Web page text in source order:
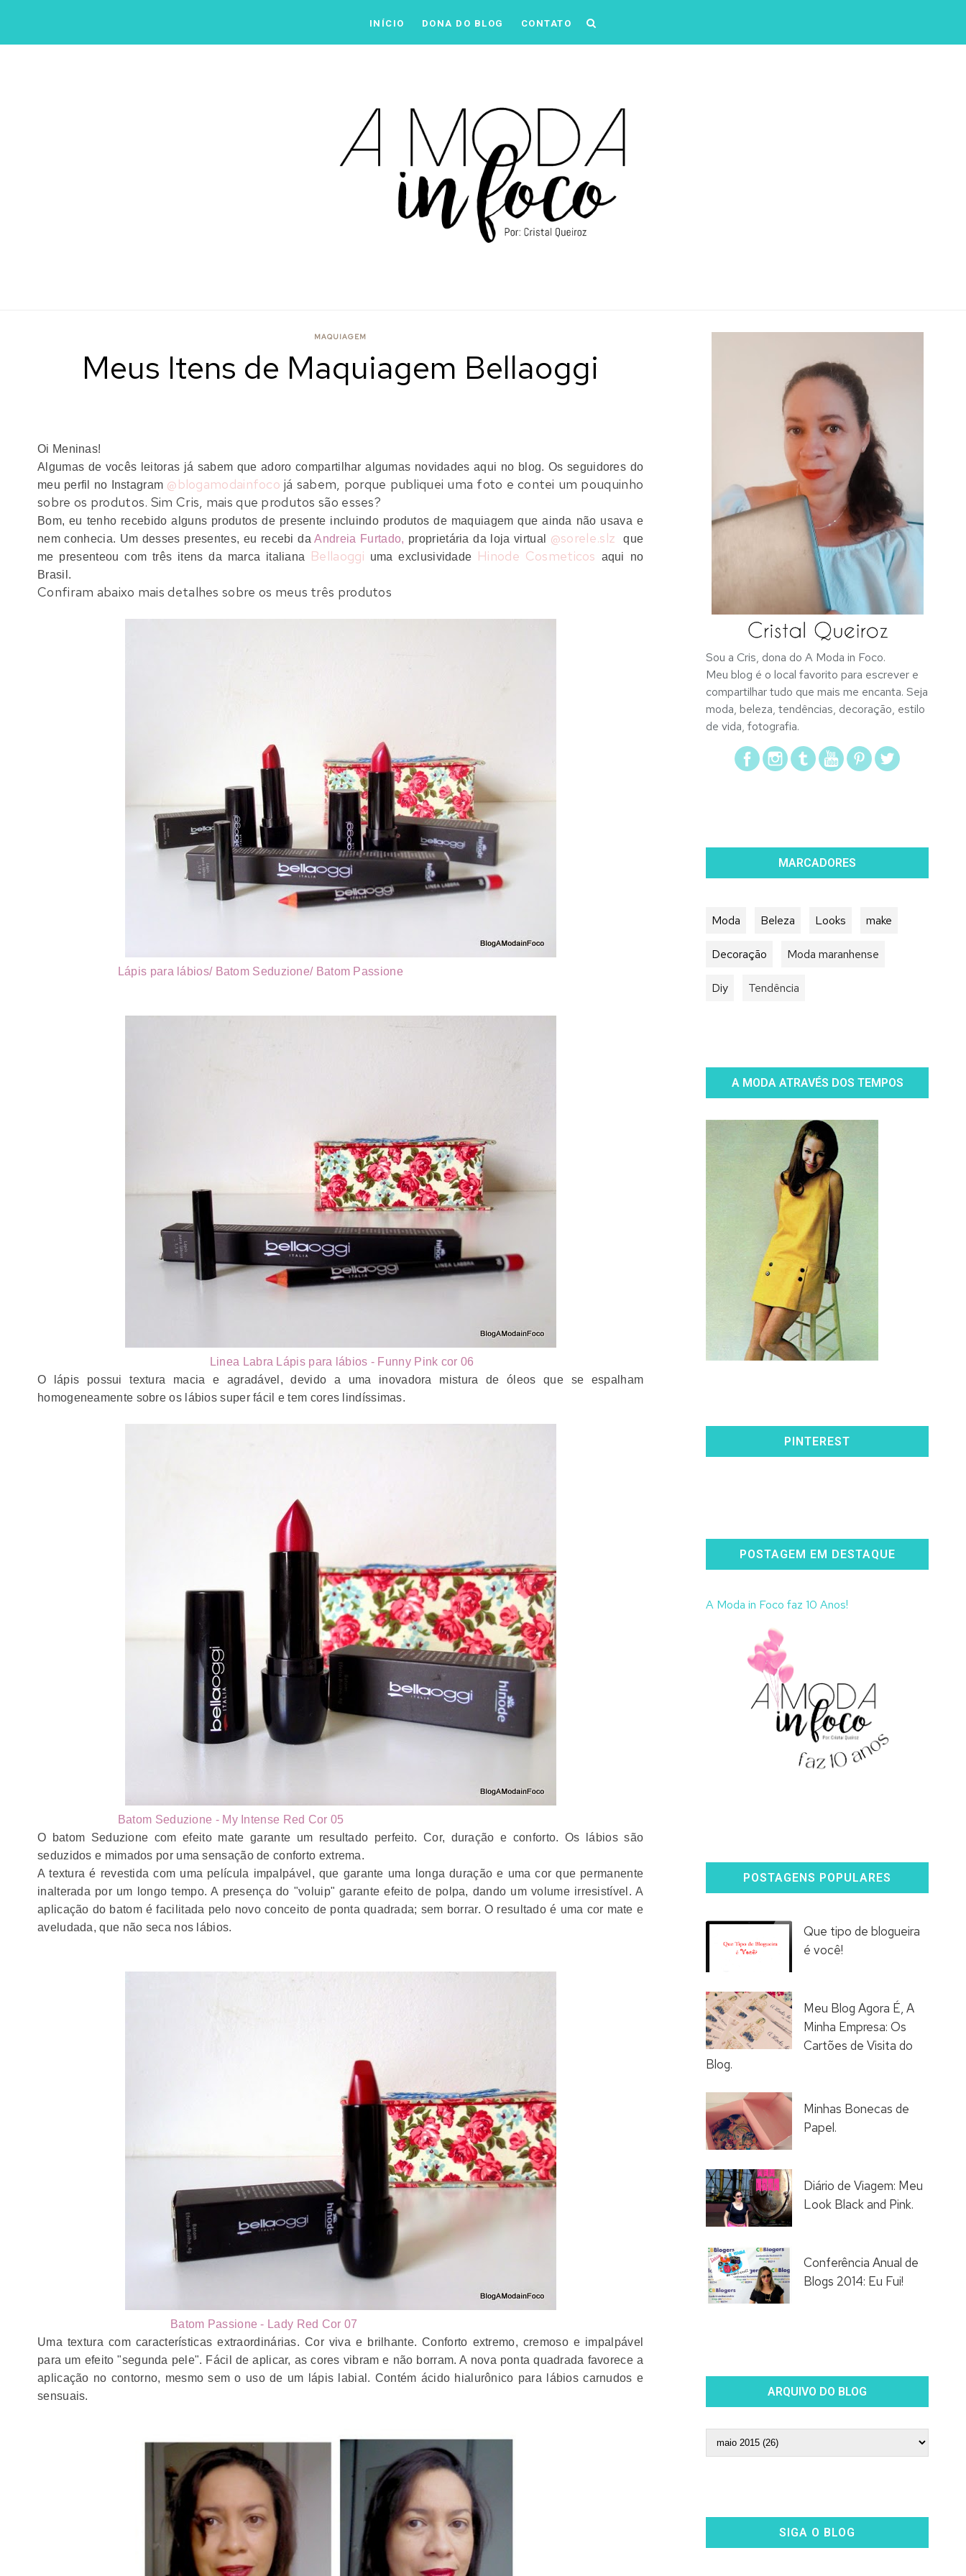
INÍCIO DONA DO BLOG CONTATO
MAQUIAGEM
Meus Itens de Maquiagem Bellaoggi
Oi Meninas!
Algumas de vocês leitoras já sabem que adoro compartilhar algumas novidades aqui no blog. Os seguidores do
meu perfil no Instagram @blogamodainfoco já sabem, porque publiquei uma foto e contei um pouquinho
sobre os produtos. Sim Cris, mais que produtos são esses?
Bom, eu tenho recebido alguns produtos de presente incluindo produtos de maquiagem que ainda não usava e
nem conhecia. Um desses presentes, eu recebi daAndreia Furtado, proprietária da loja virtual @sorele.slz
que
me presenteou com três itens da marca italiana
Bellaoggi uma exclusividade Hinode Cosmeticos aqui no
Brasil.
Confiram abaixo mais detalhes sobre os meus três produtos
Lápis para lábios/ Batom Seduzione/ Batom Passione
Linea Labra Lápis para lábios - Funny Pink cor 06
O lápis possui textura macia e agradável, devido a uma inovadora mistura de óleos que se espalham
homogeneamente sobre os lábios super fácil e tem cores lindíssimas.
Batom Seduzione - My Intense Red Cor 05
O batom Seduzione com efeito mate garante um resultado perfeito. Cor, duração e conforto. Os lábios são
seduzidos e mimados por uma sensação de conforto extrema.
A textura é revestida com uma película impalpável, que garante uma longa duração e uma cor que permanente
inalterada por um longo tempo. A presença do "voluip" garante efeito de polpa, dando um volume irresistível. A
aplicação do batom é facilitada pelo novo conceito de ponta quadrada; sem borrar. O resultado é uma cor mate e
aveludada, que não seca nos lábios.
Batom Passione - Lady Red Cor 07
Uma textura com características extraordinárias. Cor viva e brilhante. Conforto extremo, cremoso e impalpável
para um efeito "segunda pele". Fácil de aplicar, as cores vibram e não borram. A nova ponta quadrada favorece a
aplicação no contorno, mesmo sem o uso de um lápis labial. Contém ácido hialurônico para lábios carnudos e
sensuais.
Sou a Cris, dona do A Moda in Foco.
Meu blog é o local favorito para escrever e
compartilhar tudo que mais me encanta. Seja
moda, beleza, tendências, decoração, estilo
de vida, fotografia.
MARCADORES
Moda Beleza Looks make
Decoração Moda maranhense
Diy Tendência
A MODA ATRAVÉS DOS TEMPOS
PINTEREST
POSTAGEM EM DESTAQUE
A Moda in Foco faz 10 Anos!
POSTAGENS POPULARES
Que tipo de blogueira
é você!
Meu Blog Agora É, A
Minha Empresa: Os
Cartões de Visita do
Blog.
Minhas Bonecas de
Papel.
Diário de Viagem: Meu
Look Black and Pink.
Conferência Anual de
Blogs 2014: Eu Fui!
ARQUIVO DO BLOG
SIGA O BLOG